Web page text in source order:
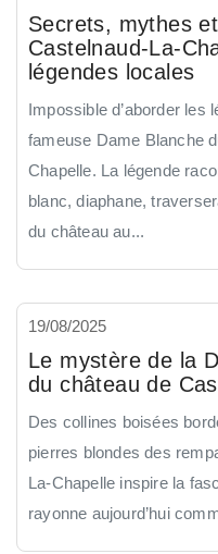
Secrets, mythes
Castelnaud-La-
légendes locales
Impossible d’aborder les
fameuse Dame Blanche
Chapelle. La légende
blanc, diaphane,
du château au...
19/08/2025
Le mystère de la
du château de
Des collines boisées
pierres blondes des
La-Chapelle inspire la
rayonne aujourd’hui